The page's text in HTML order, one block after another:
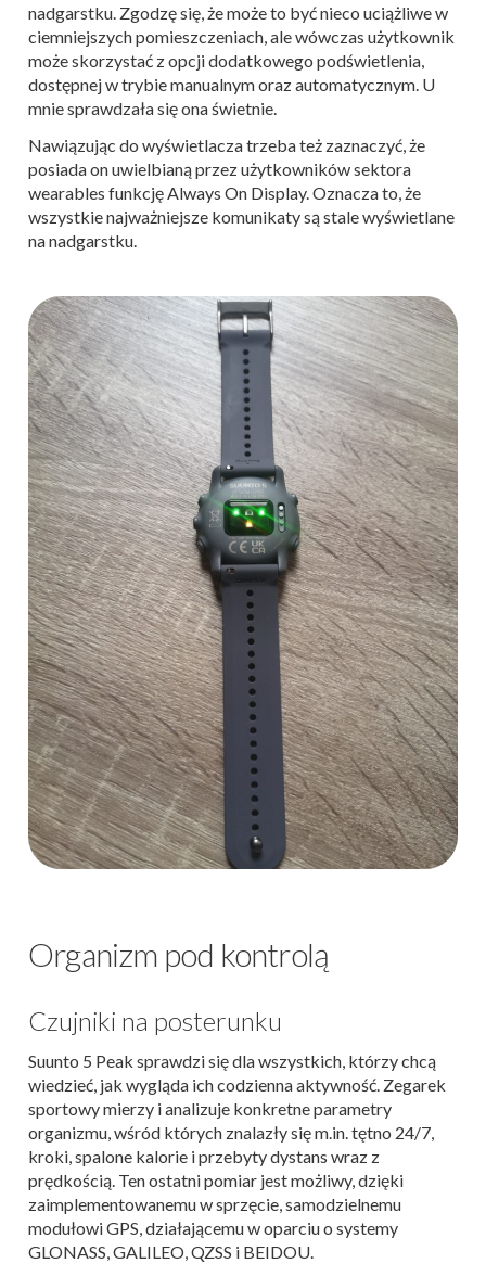
nadgarstku. Zgodzę się, że może to być nieco uciążliwe w
ciemniejszych pomieszczeniach, ale wówczas użytkownik
może skorzystać z opcji dodatkowego podświetlenia,
dostępnej w trybie manualnym oraz automatycznym. U
mnie sprawdzała się ona świetnie.
Nawiązując do wyświetlacza trzeba też zaznaczyć, że
posiada on uwielbianą przez użytkowników sektora
wearables funkcję Always On Display. Oznacza to, że
wszystkie najważniejsze komunikaty są stale wyświetlane
na nadgarstku.
Organizm pod kontrolą
Czujniki na posterunku
Suunto 5 Peak sprawdzi się dla wszystkich, którzy chcą
wiedzieć, jak wygląda ich codzienna aktywność. Zegarek
sportowy mierzy i analizuje konkretne parametry
organizmu, wśród których znalazły się m.in. tętno 24/7,
kroki, spalone kalorie i przebyty dystans wraz z
prędkością. Ten ostatni pomiar jest możliwy, dzięki
zaimplementowanemu w sprzęcie, samodzielnemu
modułowi GPS, działającemu w oparciu o systemy
GLONASS, GALILEO, QZSS i BEIDOU.